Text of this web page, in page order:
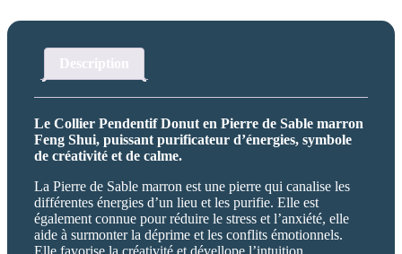
marron
Description
Le Collier Pendentif Donut en Pierre de Sable marron
Feng Shui, puissant purificateur d’énergies, symbole
de créativité et de calme.
La Pierre de Sable marron est une pierre qui canalise les
différentes énergies d’un lieu et les purifie. Elle est
également connue pour réduire le stress et l’anxiété, elle
aide à surmonter la déprime et les conflits émotionnels.
Elle favorise la créativité et dévellope l’intuition.